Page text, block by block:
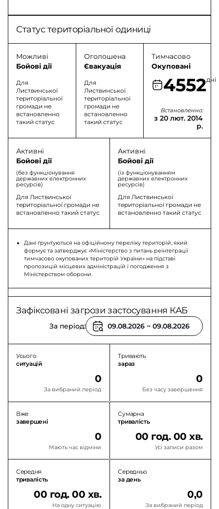
Статус територіальної одиниці
Можливі
Бойові дії
Для
Листвинської
територіальної
громади не
встановленно
такий статус
Оголошена
Євакуація
Для
Листвинської
територіальної
громади не
встановленно
такий статус
Тимчасово
Окуповані
4552дні
Встановленно:
з 20 лют. 2014
р.
Активні
Бойові дії
(без функціонування
державних електронних
ресурсів)
Для Листвинської
територіальної громади не
встановленно такий статус
Активні
Бойові дії
(із функціонуванням
державних електронних
ресурсів)
Для Листвинської
територіальної громади не
встановленно такий статус
Дані ґрунтуються на офіційному переліку територій, який
формує та затверджує «Міністерство з питань реінтеграції
тимчасово окупованих територій України» на підставі
пропозицій місцевих адміністрацій і погодження з
Міністерством оборони.
Зафіксовані загрози застосування КАБ
За період:
Усього
ситуацій
0
За вибраний період
Тривають
зараз
0
Без часу завершення
Вже
завершені
0
Мають час відміни
Сумарна
тривалість
00 год. 00 хв.
Усі записи разом
Середня
тривалість
00 год. 00 хв.
На одну ситуацію
Середньо
за день
0,0
За вибраний період